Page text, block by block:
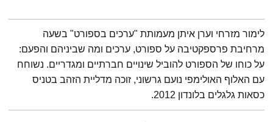
תמצית הפודקאסט
לימור מזרחי וערן איתן מעמותת "ערכים בספורט" בשעה
מרחיבת פרספקטיבה על ספורט, ערכים ומה שביניהם והפעם:
על כוחו של הספורט להוביל שינויים חברתיים ומגדריים. נשוחח
עם האלוף האולימפי נועם גרשוני, זוכה מדליית הזהב בטניס
כסאות גלגלים בלונדון 2012.